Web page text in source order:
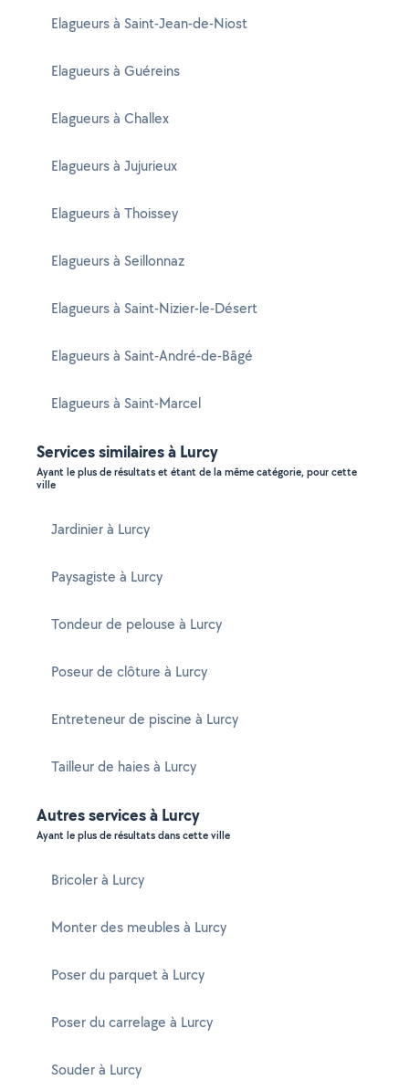
Elagueurs à Saint-Jean-de-Niost
Elagueurs à Guéreins
Elagueurs à Challex
Elagueurs à Jujurieux
Elagueurs à Thoissey
Elagueurs à Seillonnaz
Elagueurs à Saint-Nizier-le-Désert
Elagueurs à Saint-André-de-Bâgé
Elagueurs à Saint-Marcel
Services similaires à Lurcy
Ayant le plus de résultats et étant de la même catégorie, pour cette
ville
Jardinier à Lurcy
Paysagiste à Lurcy
Tondeur de pelouse à Lurcy
Poseur de clôture à Lurcy
Entreteneur de piscine à Lurcy
Tailleur de haies à Lurcy
Autres services à Lurcy
Ayant le plus de résultats dans cette ville
Bricoler à Lurcy
Monter des meubles à Lurcy
Poser du parquet à Lurcy
Poser du carrelage à Lurcy
Souder à Lurcy